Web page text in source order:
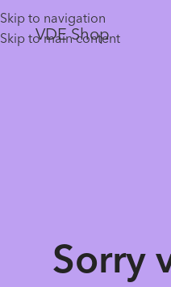
Skip to navigation
Skip to main content
VDE Shop
Sorry